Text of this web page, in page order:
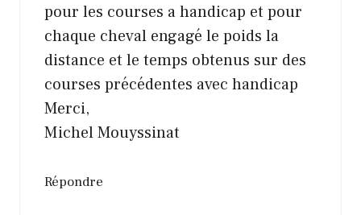
pour les courses a handicap et pour
chaque cheval engagé le poids la
distance et le temps obtenus sur des
courses précédentes avec handicap
Merci,
Michel Mouyssinat
Répondre